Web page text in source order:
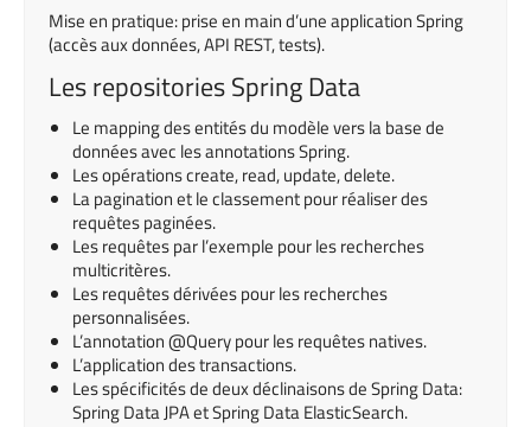
Mise en pratique: prise en main d’une application Spring
(accès aux données, API REST, tests).
Les repositories Spring Data
Le mapping des entités du modèle vers la base de
données avec les annotations Spring.
Les opérations create, read, update, delete.
La pagination et le classement pour réaliser des
requêtes paginées.
Les requêtes par l’exemple pour les recherches
multicritères.
Les requêtes dérivées pour les recherches
personnalisées.
L’annotation @Query pour les requêtes natives.
L’application des transactions.
Les spécificités de deux déclinaisons de Spring Data:
Spring Data JPA et Spring Data ElasticSearch.